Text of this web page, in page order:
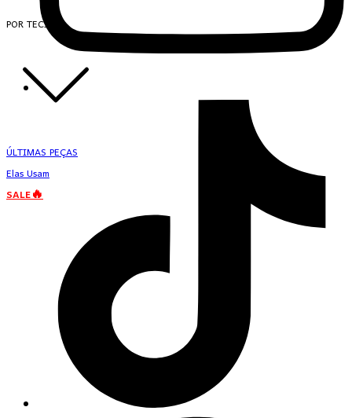
POR TECIDO
ÚLTIMAS PEÇAS
Elas Usam
SALE🔥